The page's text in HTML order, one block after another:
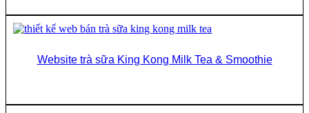
Website trà sữa King Kong Milk Tea & Smoothie